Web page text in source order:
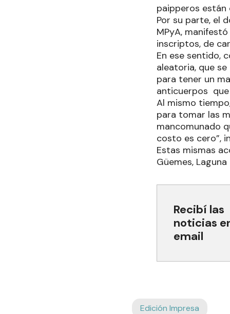
paipperos están
Por su parte, el
MPyA,
inscriptos, de
En ese sentido,
aleatoria, que
para tener un
anticuerpos
Al mismo
para tomar las
mancomunado
costo es cero”,
Estas mismas
Güemes,
Recibí las
noticias
email
Edición Impresa